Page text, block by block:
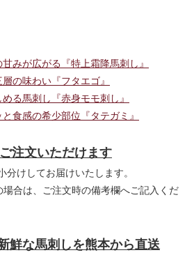
みが広がる『特上霜降馬刺し』
の味わい『フタエゴ』
る馬刺し『赤身モモ刺し』
食感の希少部位『タテガミ』
注文いただけます
けしてお届けいたします。
合は、ご注文時の備考欄へご記入くだ
鮮な馬刺しを熊本から直送